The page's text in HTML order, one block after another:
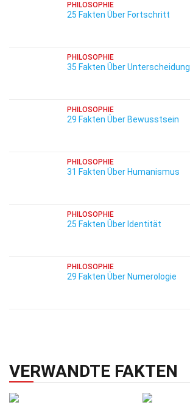
PHILOSOPHIE
25 Fakten Über Fortschritt
PHILOSOPHIE
35 Fakten Über Unterscheidung
PHILOSOPHIE
29 Fakten Über Bewusstsein
PHILOSOPHIE
31 Fakten Über Humanismus
PHILOSOPHIE
25 Fakten Über Identität
PHILOSOPHIE
29 Fakten Über Numerologie
VERWANDTE FAKTEN